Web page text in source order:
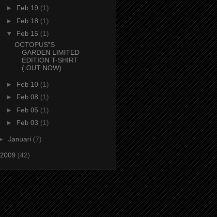
► Feb 19 (1)
► Feb 18 (1)
▼ Feb 15 (1)
OCTOPUS"S
GARDEN LIMITED
EDITION T-SHIRT
( OUT NOW)
► Feb 10 (1)
► Feb 08 (1)
► Feb 05 (1)
► Feb 03 (1)
Januari (7)
2009 (42)